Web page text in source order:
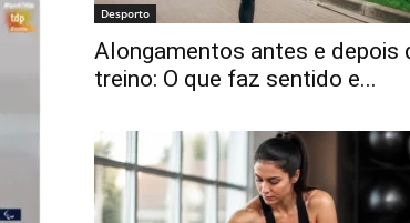
Desporto
Alongamentos antes e depois
treino: O que faz sentido e...